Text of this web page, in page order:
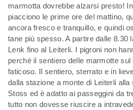
marmotta dovrebbe alzarsi presto!
piacciono le prime ore del mattino,
ancora fresco e tranquillo, e quindi
tane più spesso. A partire dalle 8.30
Lenk fino al Leiterli. I pigroni non
perché il sentiero delle marmotte
faticoso. Il sentiero, sterrato e in
dalla stazione a monte di Leiterli
Stoss ed è adatto ai passeggini da
tutto non dovesse riuscire a